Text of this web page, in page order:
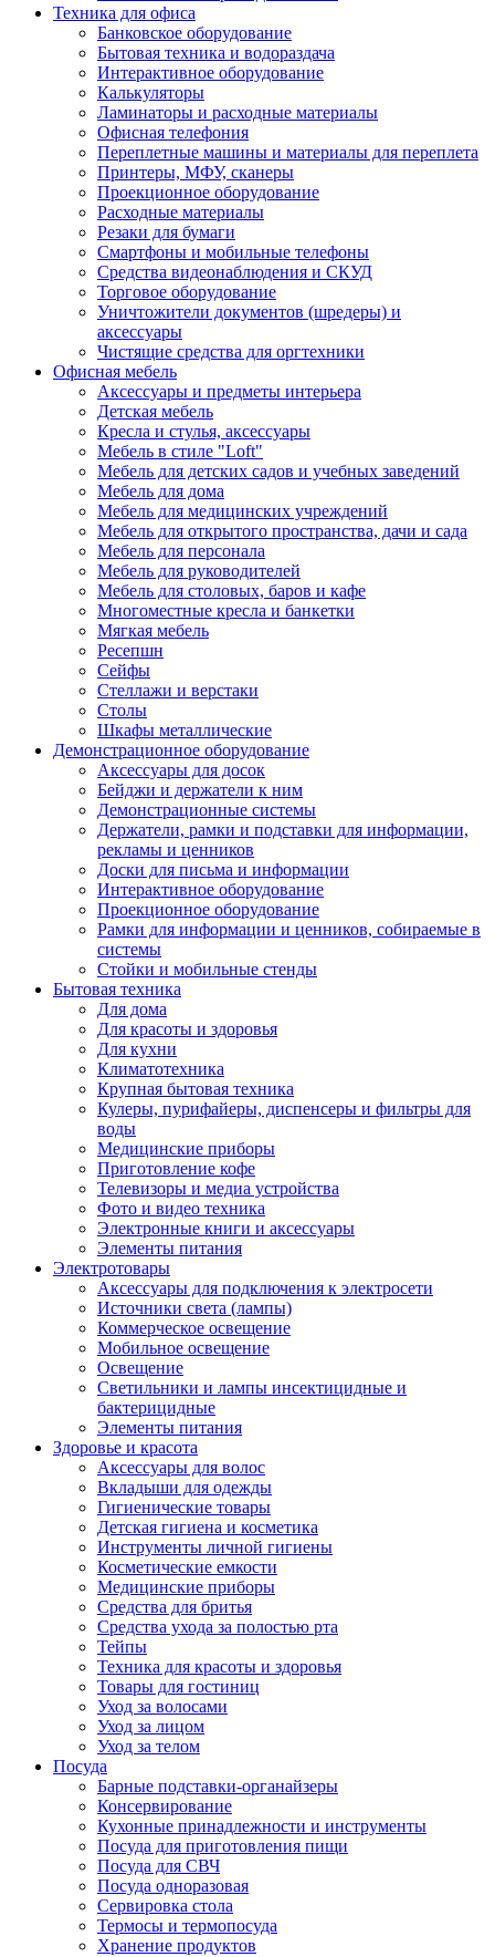
Техника для офиса
Банковское оборудование
Бытовая техника и водораздача
Интерактивное оборудование
Калькуляторы
Ламинаторы и расходные материалы
Офисная телефония
Переплетные машины и материалы для переплета
Принтеры, МФУ, сканеры
Проекционное оборудование
Расходные материалы
Резаки для бумаги
Смартфоны и мобильные телефоны
Средства видеонаблюдения и СКУД
Торговое оборудование
Уничтожители документов (шредеры) и
аксессуары
Чистящие средства для оргтехники
Офисная мебель
Аксессуары и предметы интерьера
Детская мебель
Кресла и стулья, аксессуары
Мебель в стиле "Loft"
Мебель для детских садов и учебных заведений
Мебель для дома
Мебель для медицинских учреждений
Мебель для открытого пространства, дачи и сада
Мебель для персонала
Мебель для руководителей
Мебель для столовых, баров и кафе
Многоместные кресла и банкетки
Мягкая мебель
Ресепшн
Сейфы
Стеллажи и верстаки
Столы
Шкафы металлические
Демонстрационное оборудование
Аксессуары для досок
Бейджи и держатели к ним
Демонстрационные системы
Держатели, рамки и подставки для информации,
рекламы и ценников
Доски для письма и информации
Интерактивное оборудование
Проекционное оборудование
Рамки для информации и ценников, собираемые в
системы
Стойки и мобильные стенды
Бытовая техника
Для дома
Для красоты и здоровья
Для кухни
Климатотехника
Крупная бытовая техника
Кулеры, пурифайеры, диспенсеры и фильтры для
воды
Медицинские приборы
Приготовление кофе
Телевизоры и медиа устройства
Фото и видео техника
Электронные книги и аксессуары
Элементы питания
Электротовары
Аксессуары для подключения к электросети
Источники света (лампы)
Коммерческое освещение
Мобильное освещение
Освещение
Светильники и лампы инсектицидные и
бактерицидные
Элементы питания
Здоровье и красота
Аксессуары для волос
Вкладыши для одежды
Гигиенические товары
Детская гигиена и косметика
Инструменты личной гигиены
Косметические емкости
Медицинские приборы
Средства для бритья
Средства ухода за полостью рта
Тейпы
Техника для красоты и здоровья
Товары для гостиниц
Уход за волосами
Уход за лицом
Уход за телом
Посуда
Барные подставки-органайзеры
Консервирование
Кухонные принадлежности и инструменты
Посуда для приготовления пищи
Посуда для СВЧ
Посуда одноразовая
Сервировка стола
Термосы и термопосуда
Хранение продуктов